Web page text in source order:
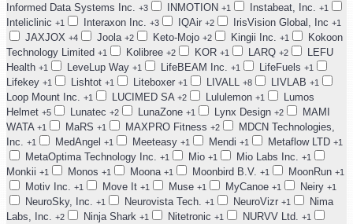
Informed Data Systems Inc. +3 INMOTION +1 Instabeat, Inc. +1
Inteliclinic +1 Interaxon Inc. +3 IQAir +2 IrisVision Global, Inc +1
JAXJOX +4 Joola +2 Keto-Mojo +2 Kingii Inc. +1
Kokoon
Technology Limited +1 Kolibree +2 KOR +1 LARQ +2
LEFU
Health +1 LeveLup Way +1 LifeBEAM Inc. +1 LifeFuels +1
Lifekey +1 Lishtot +1 Liteboxer +1 LIVALL +8 LIVLAB +1
Loop Mount Inc. +1 LUCIMED SA +2 Lululemon +1
Lumos
Helmet +5 Lunatec +2 LunaZone +1 Lynx Design +2
MAMI
WATA +1 MaRS +1 MAXPRO Fitness +2
MDCN Technologies,
Inc. +1 MedAngel +1 Meeteasy +1 Mendi +1 Metaflow LTD +1
MetaOptima Technology Inc. +1 Mio +1 Mio Labs Inc. +1
Monkii +1 Monos +1 Moona +1 Moonbird B.V. +1 MoonRun +1
Motiv Inc. +1 Move It +1 Muse +1 MyCanoe +1 Neiry +1
NeuroSky, Inc. +1 Neurovista Tech. +1 NeuroVizr +1
Nima
Labs, Inc. +2 Ninja Shark +1 Nitetronic +1 NURVV Ltd. +1